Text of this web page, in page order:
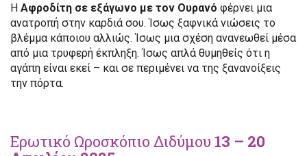
Η Αφροδίτη σε εξάγωνο με τον Ουρανό φέρνει μια
ανατροπή στην καρδιά σου. Ίσως ξαφνικά νιώσεις το
βλέμμα κάποιου αλλιώς. Ίσως μια σχέση ανανεωθεί μέσα
από μια τρυφερή έκπληξη. Ίσως απλά θυμηθείς ότι η
αγάπη είναι εκεί – και σε περιμένει να της ξανανοίξεις
την πόρτα.
Ερωτικό Ωροσκόπιο Διδύμου 13 – 20